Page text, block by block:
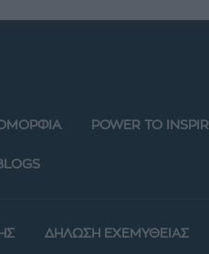
POWER TO
ΔΗΛΩΣΗ ΕΧΕΜΥΘΕΙΑΣ